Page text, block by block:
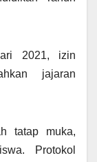
2021, izin
jajaran
tatap muka,
Protokol